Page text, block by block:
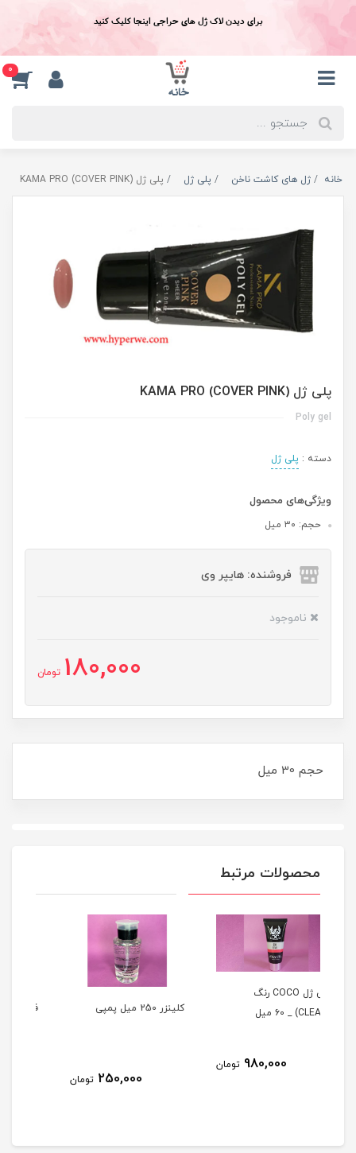
برای دیدن لاک ژل های حراجی اینجا کلیک کنید
0
خانه ژل های کاشت ناخن پلی ژل پلی ژل KAMA PRO (COVER PINK)
پلی ژل KAMA PRO (COVER PINK)
Poly gel
دسته : پلی ژل
ویژگی‌های محصول
حجم: ۳۰ میل
فروشنده: هایپر وی
ناموجود
180,000 تومان
حجم 30 ميل
محصولات مرتبط
کلينزر 250 میل پمپی فوم کلينزر ناخن 250 میل
250,000